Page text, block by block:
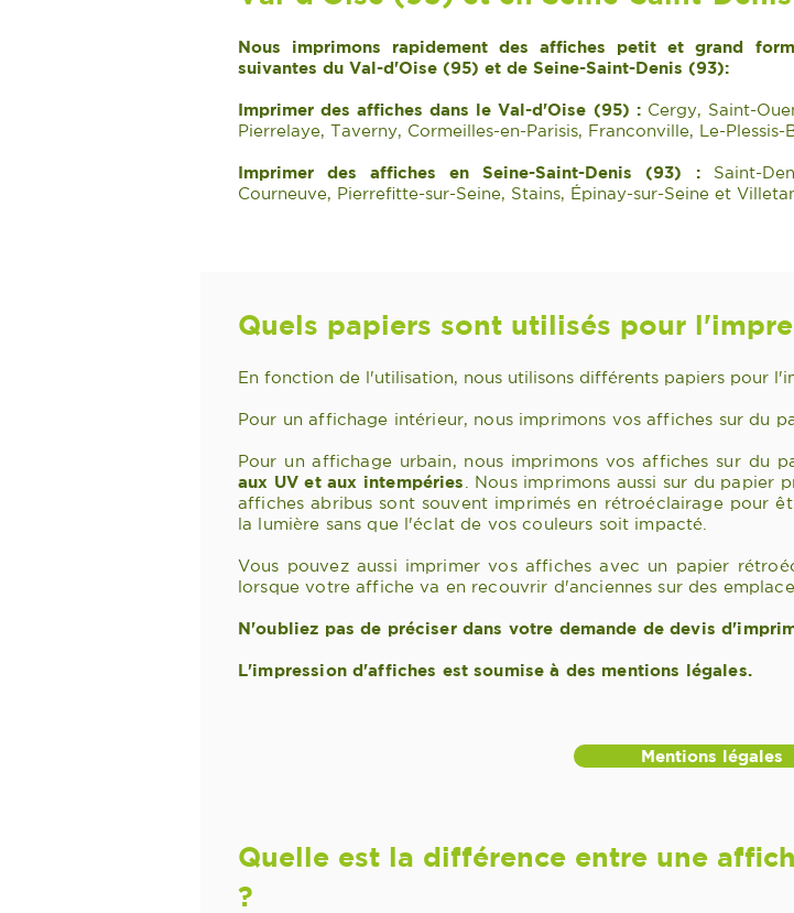
Nous imprimons rapidement des affiches petit et grand
suivantes du Val-d'Oise (95) et de Seine-Saint-Denis (93):
Imprimer des affiches dans le Val-d'Oise (95) :Cergy, Saint-
Pierrelaye, Taverny, Cormeilles-en-Parisis, Franconville, Le-
Imprimer des affiches en Seine-Saint-Denis (93) :Saint-
Courneuve, Pierrefitte-sur-Seine, Stains, Épinay-sur-Seine et
Quels papiers sont utilisés pour
En fonction de l'utilisation, nous utilisons différents papiers pour
Pour un affichage intérieur, nous imprimons vos affiches sur du
Pour un affichage urbain, nous imprimons vos affiches sur du
aux UV et aux intempéries . Nous imprimons aussi sur du papier
affiches abribus sont souvent imprimés en rétroéclairage pour
la lumière sans que l'éclat de vos couleurs soit impacté.
Vous pouvez aussi imprimer vos affiches avec un papier
lorsque votre affiche va en recouvrir d'anciennes sur des
N'oubliez pas de préciser dans votre demande de devis
L'impression d'affiches est soumise à des mentions légales.
Mentions légales
Quelle est la différence entre une
?